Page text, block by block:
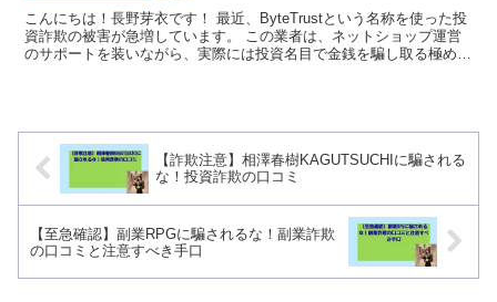
こんにちは！長野芽衣です！ 最近、ByteTrustという名称を使った投
資詐欺の被害が急増しています。 この業者は、ネットショップ運営
のサポートを装いながら、実際には投資名目で金銭を騙し取る極めて
【詐欺注意】相澤春樹KAGUTSUCHIに騙される
な！投資詐欺の口コミ
【至急確認】副業RPGに騙されるな！副業詐欺
の口コミと注意すべき手口